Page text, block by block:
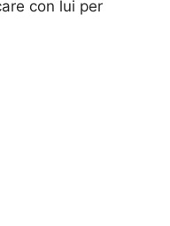
con lui per